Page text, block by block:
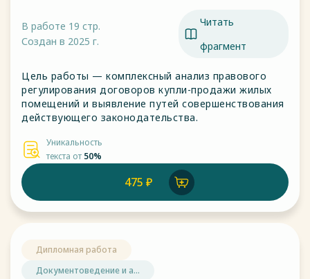
тенденции совершенствования и развития.
В работе 19 стр.
Создан в 2025 г.
Читать
фрагмент
Цель работы — комплексный анализ правового
регулирования договоров купли-продажи жилых
помещений и выявление путей совершенствования
действующего законодательства.
Уникальность
текста от 50%
475 ₽
Дипломная работа
Документоведение и а...